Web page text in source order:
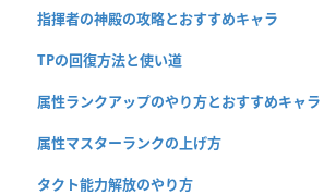
指揮者の神殿の攻略とおすすめキャラ
TPの回復方法と使い道
属性ランクアップのやり方とおすすめキャラ
属性マスターランクの上げ方
タクト能力解放のやり方